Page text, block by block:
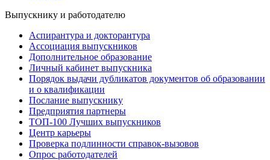
Выпускнику и работодателю
Аспирантура и докторантура
Ассоциация выпускников
Дополнительное образование
Личный кабинет выпускника
Порядок выдачи дубликатов документов об образовании
и о квалификации
Послание выпускнику
Предприятия партнеры
ТОП-100 Лучших выпускников
Центр карьеры
Проверка подлинности справок-вызовов
Опрос работодателей